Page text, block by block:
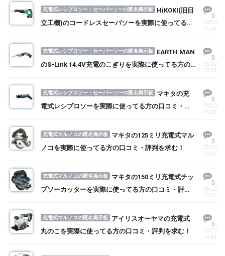
充電式レシプロソー・セーバーソーの匿名掲示板
HiKOKI(旧日
立工機)のコードレスセーバソーを実際に使ってる方
0
05/22
15:04
充電式レシプロソー・セーバーソーの匿名掲示板
EARTH MAN
のS-Link 14.4V充電のこぎりを実際に使ってる方の
0
05/22
15:03
充電式レシプロソー・セーバーソーの匿名掲示板
マキタの充
電式レシプロソーを実際に使ってる方の口コミ・評
0
05/22
15:02
充電式マルノコの匿名掲示板
マキタの125ミリ充電式マル
ノコを実際に使ってる方の口コミ・評判を求む！
0
05/22
15:01
充電式マルノコの匿名掲示板
マキタの150ミリ充電式チッ
プソーカッターを実際に使ってる方の口コミ・評判
0
05/22
15:00
充電式マルノコの匿名掲示板
アイリスオーヤマの充電式
丸のこを実際に使ってる方の口コミ・評判を求む！
0
05/22
14:59